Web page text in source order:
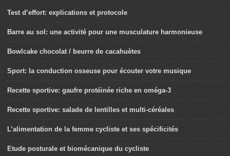
Test d’effort: explications et protocole
Barre au sol: une activité pour une musculature harmonieuse
Bowlcake chocolat / beurre de cacahuètes
Sport: la conduction osseuse pour écouter votre musique
Recette sportive: gaufre protéinée riche en oméga-3
Recette sportive: salade de lentilles et multi-céréales
L’alimentation de la femme cycliste et ses spécificités
Etude posturale et biomécanique du cycliste